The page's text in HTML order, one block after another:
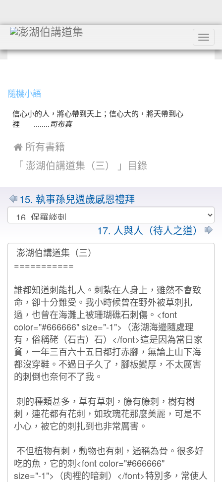
隨機小語
信心小的人，將心帶到天上；信心大的，將天帶到心
裡 ........司布真
 所有書籍
「 澎湖伯講道集（三） 」目錄
MarkDown
15. 執事孫兒週歲感恩禮拜
17. 人與人（待人之道）